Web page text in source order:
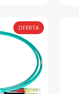
OFERTA